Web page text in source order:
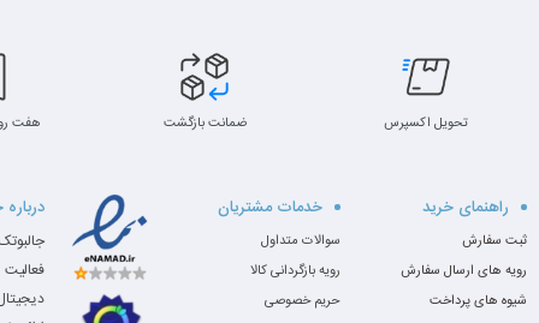
حافظه و ذخیره‌سازی
ذخیره‌سازی (SSD)
این دستگاه از حافظه‌های سریع SSD استفاده می‌کند که سرعت بالایی در بوت کردن سیستم و اجرای برنامه‌ها دارد.
تحویل اکسپرس ضمانت بازگشت هفت
راهنمای خرید
ثبت سفارش
رویه های ارسال سفارش
شیوه های پرداخت
خدمات مشتریان
سوالات متداول
رویه بازگردانی کالا
حریم خصوصی